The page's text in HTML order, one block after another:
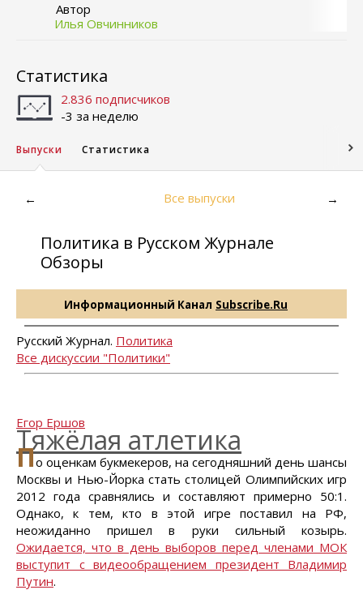
Автор
Илья Овчинников
Статистика
2.836 подписчиков
-3 за неделю
Выпуски Статистика
← Все выпуски →
Политика в Русском Журнале
Обзоры
Информационный Канал Subscribe.Ru
Русский Журнал. Политика
Все дискуссии "Политики"
Егор Ершов
Тяжёлая атлетика
По оценкам букмекеров, на сегодняшний день шансы
Москвы и Нью-Йорка стать столицей Олимпийских игр
2012 года сравнялись и составляют примерно 50:1.
Однако, к тем, кто в этой игре поставил на РФ,
неожиданно пришел в руки сильный козырь.
Ожидается, что в день выборов перед членами МОК
выступит с видеообращением президент Владимир
Путин.